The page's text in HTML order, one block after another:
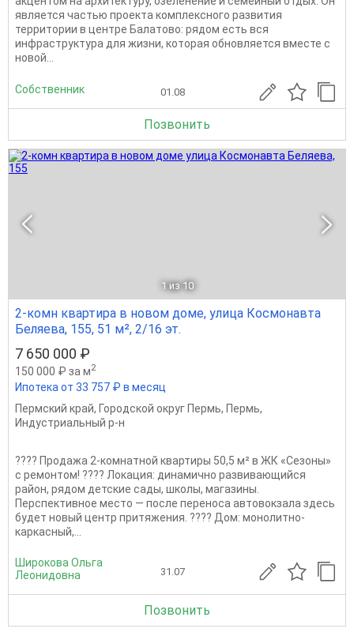
является частью проекта комплексного развития
территории в центре Балатово: рядом есть вся
инфраструктура для жизни, которая обновляется вместе с
новой...
Собственник 01.08
Позвонить
1 из 10
2-комн квартира в новом доме, улица Космонавта
Беляева, 155, 51 м², 2/16 эт.
7 650 000 ₽
150 000 ₽ за м2
Ипотека от 33 757 ₽ в месяц
Пермский край, Городской округ Пермь, Пермь,
Индустриальный р-н
???? Продажа 2-комнатной квартиры 50,5 м² в ЖК «Сезоны»
с ремонтом! ???? Локация: динамично развивающийся
район, рядом детские сады, школы, магазины.
Перспективное место — после переноса автовокзала здесь
будет новый центр притяжения. ???? Дом: монолитно-
каркасный,...
Широкова Ольга
Леонидовна
31.07
Позвонить